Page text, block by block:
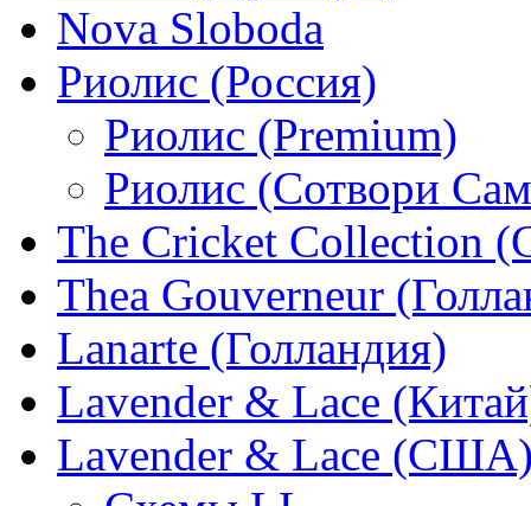
Nova Sloboda
Риолис (Россия)
Риолис (Premium)
Риолис (Сотвори
The Cricket Collection
Thea Gouverneur
Lanarte (Голландия)
Lavender & Lace
Lavender & Lace